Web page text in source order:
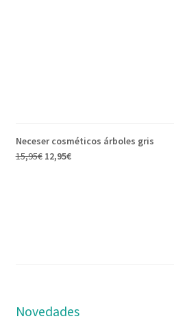
Neceser cosméticos árboles gris
15,95€ El
12,95€El
Novedades